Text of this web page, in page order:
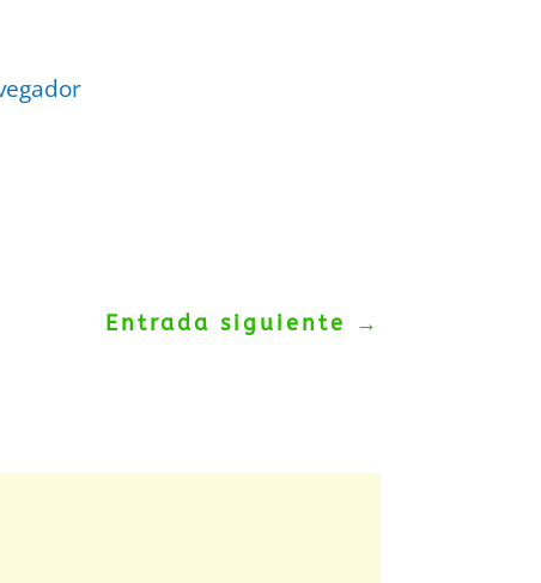
Entrada siguiente →